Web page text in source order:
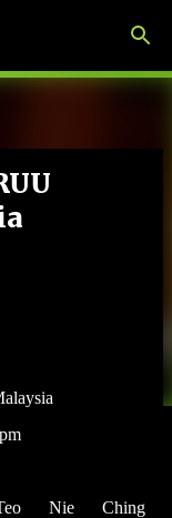
Nie Ching